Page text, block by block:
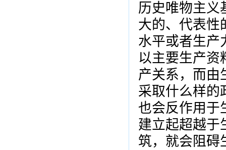
历史唯物主义
大的、代表性
水平或者生产
以主要生产资
产关系，而由
采取什么样的
也会反作用于
建立起超越于
筑，就会阻碍